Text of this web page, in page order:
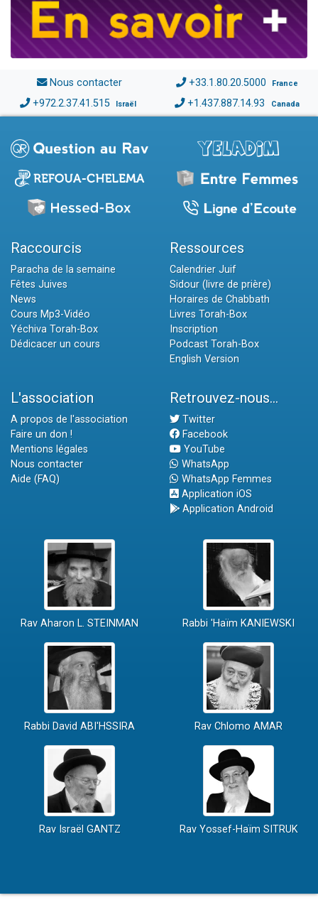
Nous contacter +33.1.80.20.5000 France
+972.2.37.41.515 Israël +1.437.887.14.93 Canada
Raccourcis
Paracha de la semaine
Fêtes Juives
News
Cours Mp3-Vidéo
Yéchiva Torah-Box
Dédicacer un cours
Ressources
Calendrier Juif
Sidour (livre de prière)
Horaires de Chabbath
Livres Torah-Box
Inscription
Podcast Torah-Box
English Version
L'association
A propos de l'association
Faire un don !
Mentions légales
Nous contacter
Aide (FAQ)
Retrouvez-nous...
Twitter
Facebook
YouTube
WhatsApp
WhatsApp Femmes
Application iOS
Application Android
Rav Aharon L. STEINMAN Rabbi 'Haïm KANIEWSKI
Rabbi David ABI'HSSIRA Rav Chlomo AMAR
Rav Israël GANTZ Rav Yossef-Haïm SITRUK